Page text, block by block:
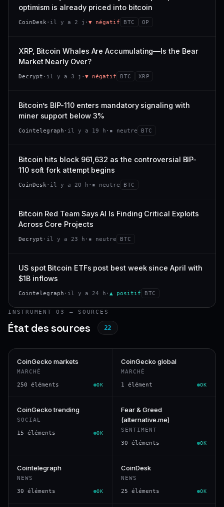
CONFIANCE
VAR. 7 J VAR. 30 J
CONFIANCE
momentum 24 h dégradé (+0,0 %), volume 24 h atone
(0,9 % de sa capitalisation échangés).
538 M$ 4,7 M$
−2,9 % −1,9 %
−50,0 % #93
CONFIANCE
optimism is already priced into bitcoin
CoinDesk · il y a 2 j · ▼ négatif BTC OP
XRP, Bitcoin Whales Are Accumulating—Is the Bear
Market Nearly Over?
Decrypt · il y a 3 j · ▼ négatif BTC XRP
Bitcoin’s BIP-110 enters mandatory signaling with
miner support below 3%
Cointelegraph · il y a 19 h · ▪ neutre BTC
Bitcoin hits block 961,632 as the controversial BIP-
110 soft fork attempt begins
CoinDesk · il y a 20 h · ▪ neutre BTC
Bitcoin Red Team Says AI Is Finding Critical Exploits
Across Core Projects
Decrypt · il y a 23 h · ▪ neutre BTC
US spot Bitcoin ETFs post best week since April with
$1B inflows
Cointelegraph · il y a 24 h · ▲ positif BTC
INSTRUMENT 03 — SOURCES
État des sources 22
CoinGecko markets
MARCHÉ
250 éléments OK
CoinGecko global
MARCHÉ
1 élément OK
CoinGecko trending
SOCIAL
15 éléments OK
Fear & Greed
(alternative.me)
SENTIMENT
30 éléments OK
Cointelegraph
NEWS
30 éléments OK
CoinDesk
NEWS
25 éléments OK